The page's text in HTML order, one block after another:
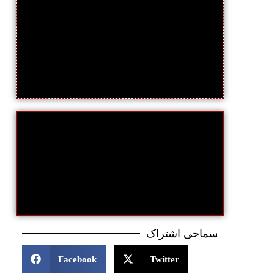
سماجی اشتراک
Facebook Twitter